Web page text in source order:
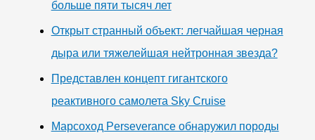
больше пяти тысяч лет
Открыт странный объект: легчайшая черная
дыра или тяжелейшая нейтронная звезда?
Представлен концепт гигантского
реактивного самолета Sky Cruise
Марсоход Perseverance обнаружил породы